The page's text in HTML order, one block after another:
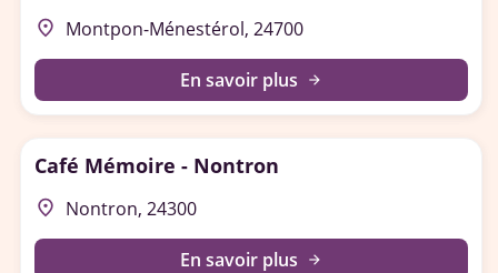
place Montpon-Ménestérol, 24700
En savoir plus arrow_forward
Café Mémoire - Nontron
place Nontron, 24300
En savoir plus arrow_forward